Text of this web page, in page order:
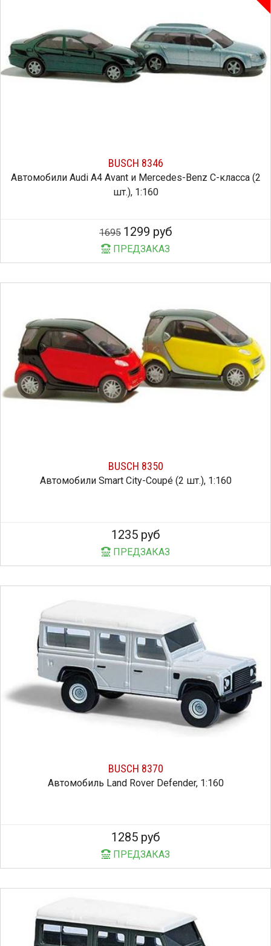
BUSCH 8346
Автомобили Audi A4 Avant и Mercedes-Benz C-класса (2
шт.), 1:160
1695 1299 руб
ПРЕДЗАКАЗ
BUSCH 8350
Автомобили Smart City-Coupé (2 шт.), 1:160
1235 руб
ПРЕДЗАКАЗ
BUSCH 8370
Автомобиль Land Rover Defender, 1:160
1285 руб
ПРЕДЗАКАЗ